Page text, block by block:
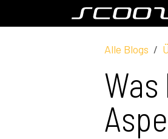
Zum Inhalt springen
Alle Blogs